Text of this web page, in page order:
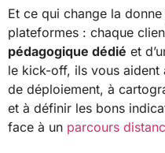
Et ce qui change la
plateformes : chaque
pédagogique dédié et
le kick-off, ils vous
de déploiement, à
et à définir les bons
face à un parcours